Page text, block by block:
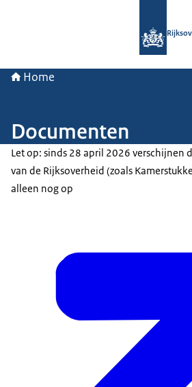
Home
Documenten
Let op: sinds 28 april 2026 verschijnen
van de Rijksoverheid (zoals
alleen nog op